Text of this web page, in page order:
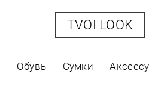
Обувь Сумки
TVOI LOOK